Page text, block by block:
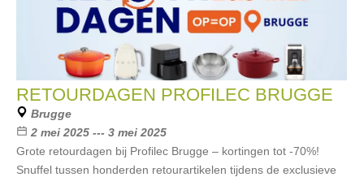
RETOURDAGEN PROFILEC BRUGGE
Brugge
2 mei 2025 --- 3 mei 2025
Grote retourdagen bij Profilec Brugge – kortingen tot -70%!
Snuffel tussen honderden retourartikelen tijdens de exclusieve